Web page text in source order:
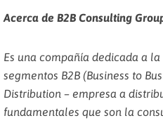
Acerca de B2B Consulting
Es una compañía dedicada a
segmentos B2B (Business to
Distribution – empresa a
fundamentales que son la